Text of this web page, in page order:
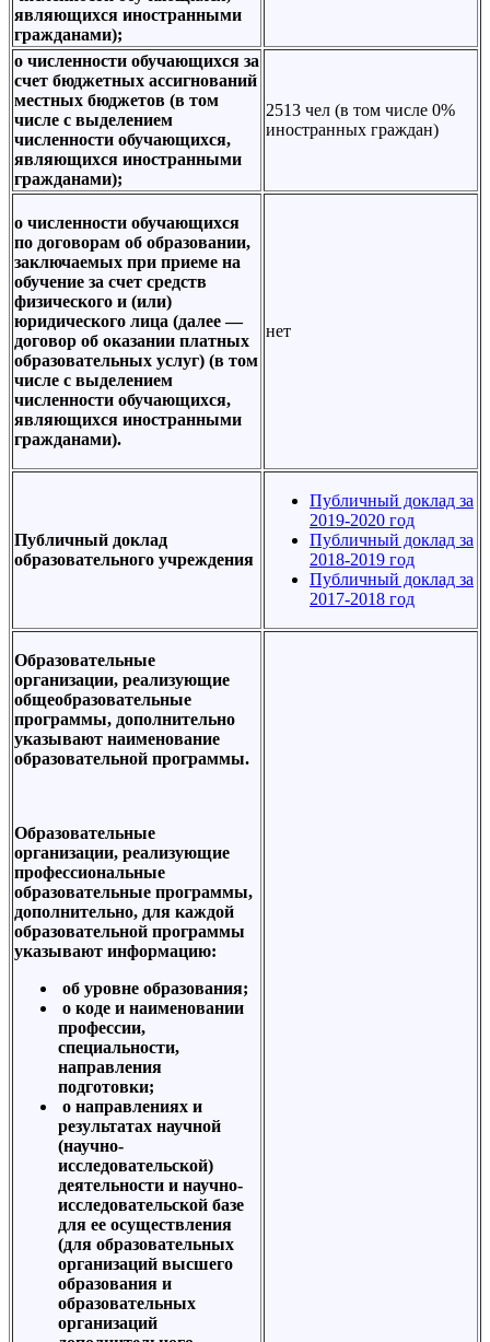
являющихся иностранными
гражданами);
о численности обучающихся за
счет бюджетных ассигнований
местных бюджетов (в том
числе с выделением
численности обучающихся,
являющихся иностранными
гражданами);
2513 чел (в том числе 0%
иностранных граждан)
о численности обучающихся
по договорам об образовании,
заключаемых при приеме на
обучение за счет средств
физического и (или)
юридического лица (далее —
договор об оказании платных
образовательных услуг) (в том
числе с выделением
численности обучающихся,
являющихся иностранными
гражданами).
нет
Публичный доклад
образовательного учреждения
Публичный доклад за
2019-2020 год
Публичный доклад за
2018-2019 год
Публичный доклад за
2017-2018 год
Образовательные
организации, реализующие
общеобразовательные
программы, дополнительно
указывают наименование
образовательной программы.
Образовательные
организации, реализующие
профессиональные
образовательные программы,
дополнительно, для каждой
образовательной программы
указывают информацию:
об уровне образования;
о коде и наименовании
профессии,
специальности,
направления
подготовки;
о направлениях и
результатах научной
(научно-
исследовательской)
деятельности и научно-
исследовательской базе
для ее осуществления
(для образовательных
организаций высшего
образования и
образовательных
организаций